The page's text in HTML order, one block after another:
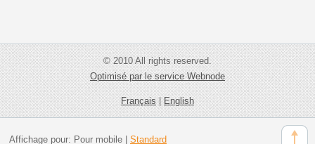
© 2010 All rights reserved.
Optimisé par le service Webnode
Français|English
Affichage pour: Pour mobile| Standard